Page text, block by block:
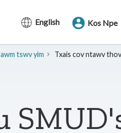
English Kos Npe
tswv yim Txais cov ntawv